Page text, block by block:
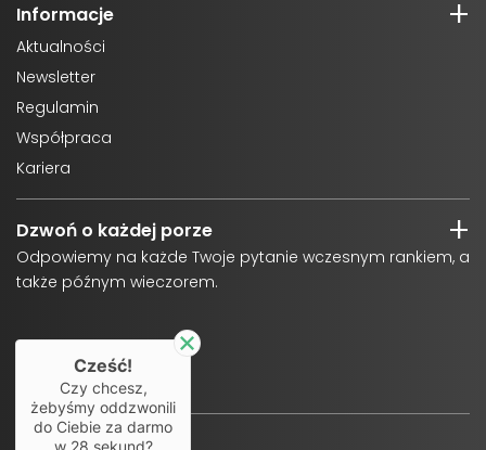
Informacje
Aktualności
Newsletter
Regulamin
Współpraca
Kariera
Dzwoń o każdej porze
Odpowiemy na każde Twoje pytanie wczesnym rankiem, a
także późnym wieczorem.
Cześć!
Czy chcesz,
żebyśmy oddzwonili
do Ciebie za darmo
w 28 sekund?